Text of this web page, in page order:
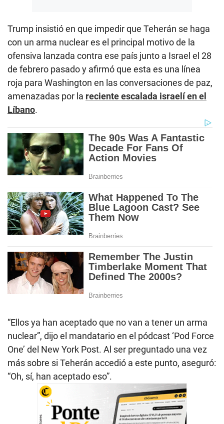
Trump insistió en que impedir que Teherán se haga
con un arma nuclear es el principal motivo de la
ofensiva lanzada contra ese país junto a Israel el 28
de febrero pasado y afirmó que esta es una línea
roja para Washington en las conversaciones de paz,
amenazadas por la reciente escalada israelí en el
Líbano.
“Ellos ya han aceptado que no van a tener un arma
nuclear”, dijo el mandatario en el pódcast ‘Pod Force
One’ del New York Post. Al ser preguntado una vez
más sobre si Teherán accedió a este punto, aseguró:
“Oh, sí, han aceptado eso”.